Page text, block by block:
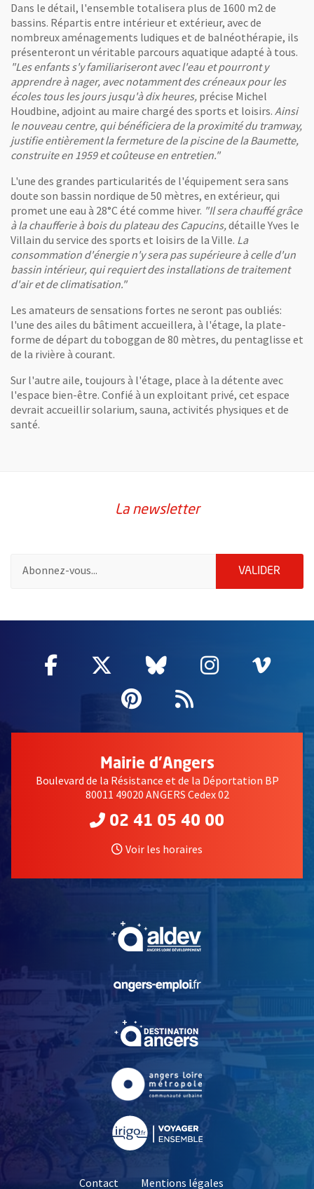
fenêtre
Guervilly)
Dans le détail, l'ensemble totalisera plus de 1600 m2 de
bassins. Répartis entre intérieur et extérieur, avec de
nombreux aménagements ludiques et de balnéothérapie, ils
présenteront un véritable parcours aquatique adapté à tous.
"Les enfants s'y familiariseront avec l'eau et pourront y
apprendre à nager, avec notamment des créneaux pour les
écoles tous les jours jusqu'à dix heures, précise Michel
Houdbine, adjoint au maire chargé des sports et loisirs. Ainsi
le nouveau centre, qui bénéficiera de la proximité du tramway,
justifie entièrement la fermeture de la piscine de la Baumette,
construite en 1959 et coûteuse en entretien."
L'une des grandes particularités de l'équipement sera sans
doute son bassin nordique de 50 mètres, en extérieur, qui
promet une eau à 28°C été comme hiver. "Il sera chauffé grâce
à la chaufferie à bois du plateau des Capucins,détaille Yves le
Villain du service des sports et loisirs de la Ville. La
consommation d'énergie n'y sera pas supérieure à celle d'un
bassin intérieur, qui requiert des installations de traitement
d'air et de climatisation."
Les amateurs de sensations fortes ne seront pas oubliés:
l'une des ailes du bâtiment accueillera, à l'étage, la plate-
forme de départ du toboggan de 80 mètres, du pentaglisse et
de la rivière à courant.
Sur l'autre aile, toujours à l'étage, place à la détente avec
l'espace bien-être. Confié à un exploitant privé, cet espace
devrait accueillir solarium, sauna, activités physiques et de
santé.
La newsletter
VALIDER
Facebook
, Ouvre une nouvelle fenêtre
Twitter
, Ouvre une nouvelle
Bluesky
, Ouvre une
Instagram
, Ouvre
,
Pinterest
, Ouvre une
Flux RSS
Mairie d'Angers
Boulevard de la Résistance et de la Déportation BP
80011 49020 ANGERS Cedex 02
02 41 05 40 00
Voir les horaires
, Ouvre une nouvelle
, Ouvre une nouvelle
Contact Mentions légales